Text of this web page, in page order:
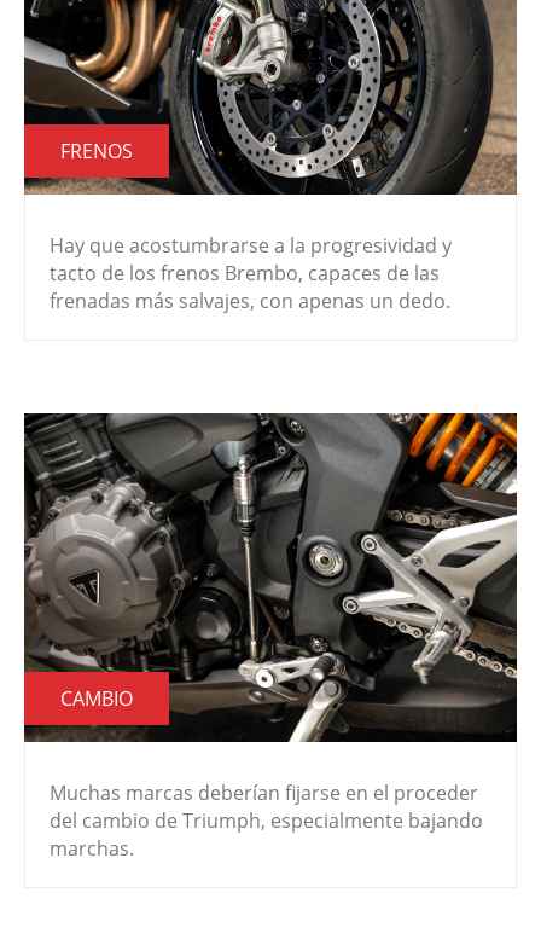
FRENOS
Hay que acostumbrarse a la progresividad y
tacto de los frenos Brembo, capaces de las
frenadas más salvajes, con apenas un dedo.
CAMBIO
Muchas marcas deberían fijarse en el proceder
del cambio de Triumph, especialmente bajando
marchas.